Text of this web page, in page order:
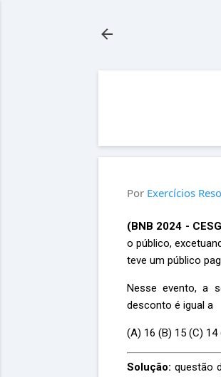
Por Exercícios
(BNB 2024 -
o público,
teve um público
Nesse evento, a
desconto é igual a
(A) 16 (B) 15 (C) 14
Solução:questão